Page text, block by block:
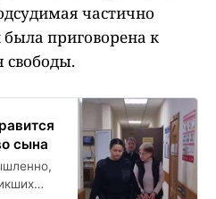
частично
приговорена к
свободы.
сына